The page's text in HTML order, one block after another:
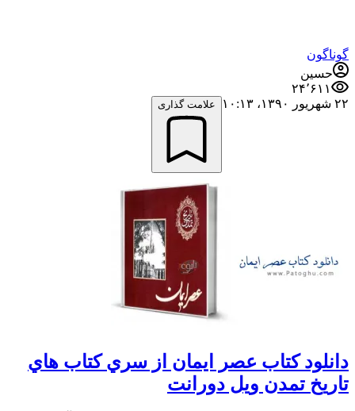
گوناگون
حسین
۲۴٬۶۱۱
۲۲ شهریور ۱۳۹۰،‏ ۱۰:۱۳
علامت گذاری
دانلود کتاب عصر ایمان از سري کتاب هاي
تاريخ تمدن ويل دورانت